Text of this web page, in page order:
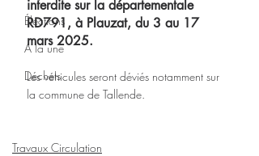
Élections
A la une
Déchets
interdite sur la départementale
RD791, à Plauzat, du 3 au 17
mars 2025.
Les véhicules seront déviés notamment sur
la commune de Tallende.
Travaux Circulation